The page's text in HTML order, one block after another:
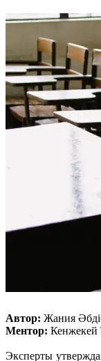
Автор: Жания
Ментор: Кенжекей
Эксперты